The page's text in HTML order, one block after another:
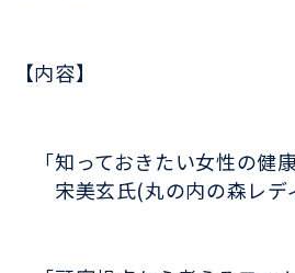
【内容】
「知っておきたい女性の健
宋美玄氏(丸の内の森レデ